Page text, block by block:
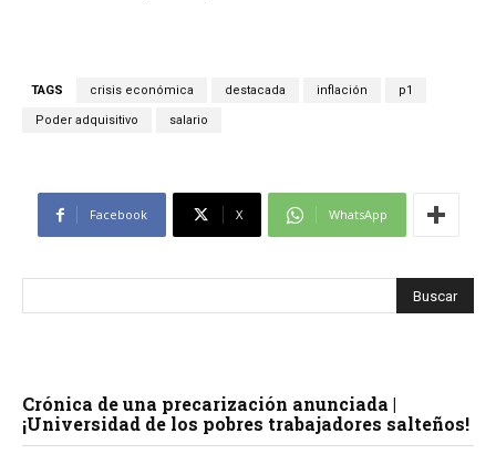
TAGS crisis económica destacada inflación p1
Poder adquisitivo salario
Facebook X WhatsApp
Crónica de una precarización anunciada |
¡Universidad de los pobres trabajadores salteños!